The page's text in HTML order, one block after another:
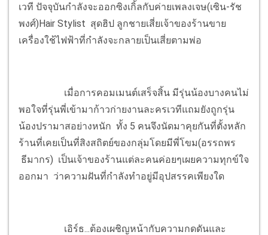
เวที ปัจจุบันกำลังจะออกซิงเกิ้ลกับค่ายเพลงเจษ(เซิน-รัช
พงศ์)Hair Stylist สุดฮิป ลูกชายเสี่ยเจ้าของร้านขาย
เครื่องใช้ไฟฟ้าที่กำลังจะกลายเป็นเสี่ยตามพ่อ
เมื่อการคอมเมนต์เสร็จสิ้น มีรุ่นน้องบางคนไม่
พอใจที่รุ่นพี่เข้ามาก้าวก่ายงานละครเวทีแถมยังถูกรุ่น
น้องปรามาสอย่างหนัก ทั้ง 5 คนจึงนัดมาคุยกันที่ตั้งหลัก
ร้านที่เคยเป็นที่สิงสถิตย์ของกลุ่มโดยมีพี่โขม(อรรถพร
ธีมากร) เป็นเจ้าของร้านแต่ละคนค่อยๆเผยความทุกข์ใจ
ออกมา ว่าความฝันที่กำลังทำอยู่มีอุปสรรคเพียงใด
เอิร์ธ...ต้องเผชิญหน้ากับความกดดันและ